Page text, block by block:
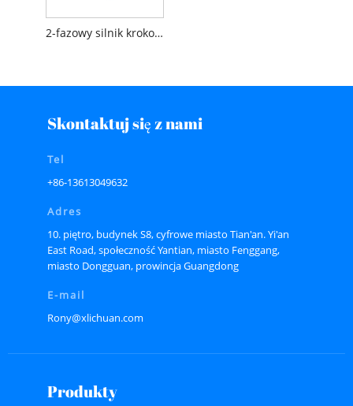
2-fazowy silnik krokowy Nema 17 serii 42 z zamkniętą pętlą
Skontaktuj się z nami
Tel
+86-13613049632
Adres
10. piętro, budynek S8, cyfrowe miasto Tian'an. Yi'an
East Road, społeczność Yantian, miasto Fenggang,
miasto Dongguan, prowincja Guangdong
E-mail
Rony@xlichuan.com
Produkty